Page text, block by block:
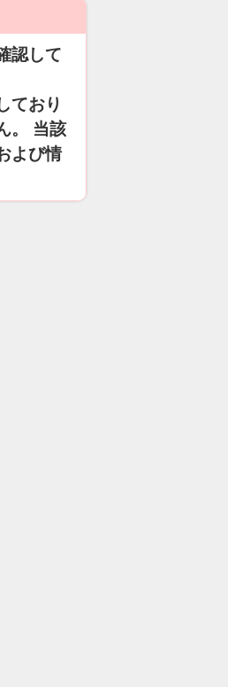
認して
ており
。 当該
よび情